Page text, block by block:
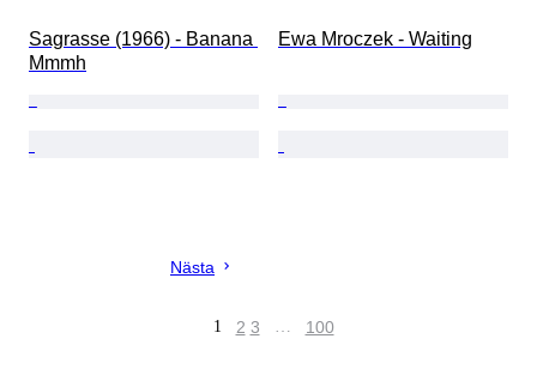
Sagrasse (1966) - Banana
Mmmh
Ewa Mroczek - Waiting
Nästa
1 2 3 … 100